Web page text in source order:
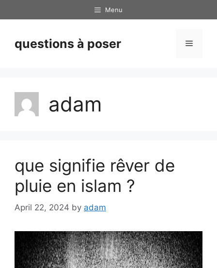
to
Menu
questions à poser Menu
adam
que signifie rêver de
pluie en islam ?
April 22, 2024 by adam